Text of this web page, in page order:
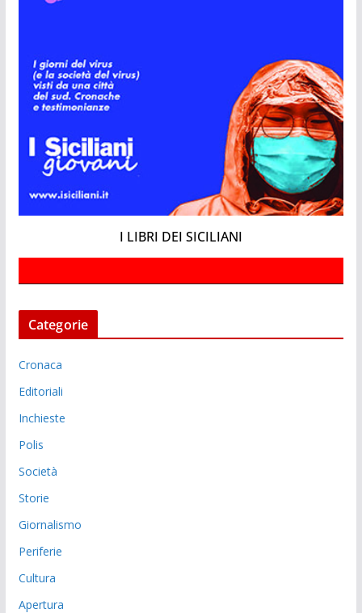
I LIBRI DEI SICILIANI
Categorie
Cronaca
Editoriali
Inchieste
Polis
Società
Storie
Giornalismo
Periferie
Cultura
Apertura